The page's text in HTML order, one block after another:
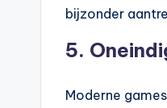
bijzonder
5.
Moderne